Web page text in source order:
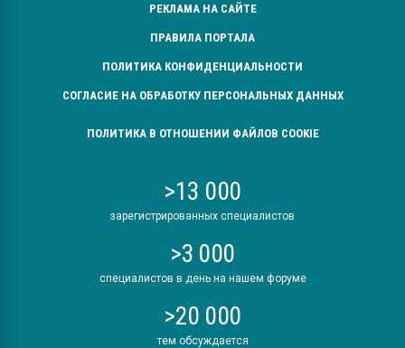
РЕКЛАМА НА САЙТЕ
ПРАВИЛА ПОРТАЛА
ПОЛИТИКА КОНФИДЕНЦИАЛЬНОСТИ
СОГЛАСИЕ НА ОБРАБОТКУ ПЕРСОНАЛЬНЫХ ДАННЫХ
ПОЛИТИКА В ОТНОШЕНИИ ФАЙЛОВ COOKIE
>13 000
зарегистрированных специалистов
>3 000
специалистов в день на нашем форуме
>20 000
тем обсуждается